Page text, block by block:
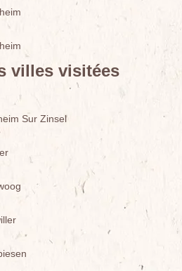
villes visitées
Sur Zinsel